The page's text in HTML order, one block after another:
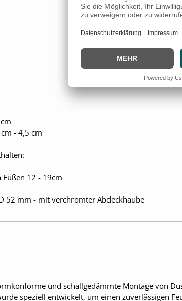
- 4,5 cm
12 - 19cm
52 mm - mit verchromter Abdeckhaube
und schallgedämmte Montage von
speziell entwickelt, um einen zuverlässigen